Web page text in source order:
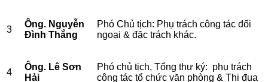
3
Ông. Nguyễn
Đình Thắng
Phó Chủ tịch: Phụ trách công tác đối
ngoại & đặc trách khác.
4
Ông. Lê Sơn
Hải
Phó chủ tịch, Tổng thư ký: phụ trách
công tác tổ chức văn phòng & Thi đua